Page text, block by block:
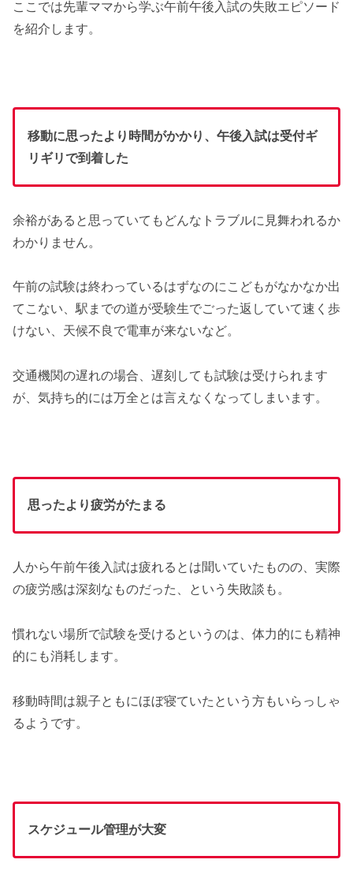
ここでは先輩ママから学ぶ午前午後入試の失敗エピソード
を紹介します。
移動に思ったより時間がかかり、午後入試は受付ギ
リギリで到着した
余裕があると思っていてもどんなトラブルに見舞われるか
わかりません。
午前の試験は終わっているはずなのにこどもがなかなか出
てこない、駅までの道が受験生でごった返していて速く歩
けない、天候不良で電車が来ないなど。
交通機関の遅れの場合、遅刻しても試験は受けられます
が、気持ち的には万全とは言えなくなってしまいます。
思ったより疲労がたまる
人から午前午後入試は疲れるとは聞いていたものの、実際
の疲労感は深刻なものだった、という失敗談も。
慣れない場所で試験を受けるというのは、体力的にも精神
的にも消耗します。
移動時間は親子ともにほぼ寝ていたという方もいらっしゃ
るようです。
スケジュール管理が大変